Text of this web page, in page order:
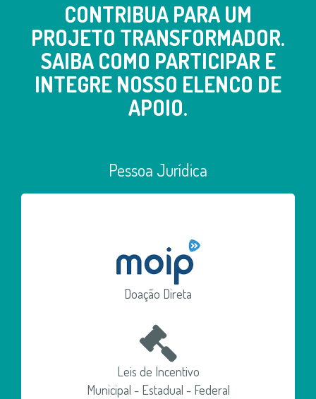
CONTRIBUA PARA UM
PROJETO TRANSFORMADOR.
SAIBA COMO PARTICIPAR E
INTEGRE NOSSO ELENCO DE
APOIO.
Pessoa Jurídica
Doação Direta
Leis de Incentivo
Municipal - Estadual - Federal